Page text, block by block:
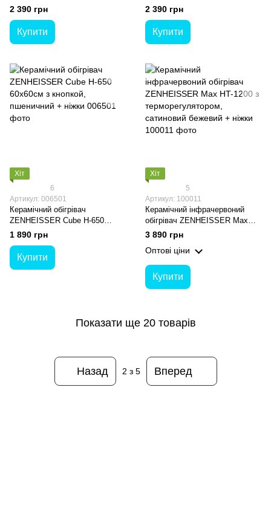
60х60см з терморегулятором,
пшеничний + ніжки
2 390 грн
Купити
60х60см з терморегулятором,
бежевий полірований мармур +
ніжки
2 390 грн
Купити
Хіт
6
Артикул: 006501
Керамічний обігрівач
ZENHEISSER Cube H-650
60х60см з кнопкой, пшеничний
1 890 грн
Купити
Хіт
5
Артикул: 100011
Керамічний інфрачервоний
обігрівач ZENHEISSER Max
HT-1200 з терморегулятором,
сатиновий бежевий + ніжки
3 890 грн
Оптові ціни
Купити
Показати ще 20 товарів
Назад 2 з 5 Вперед